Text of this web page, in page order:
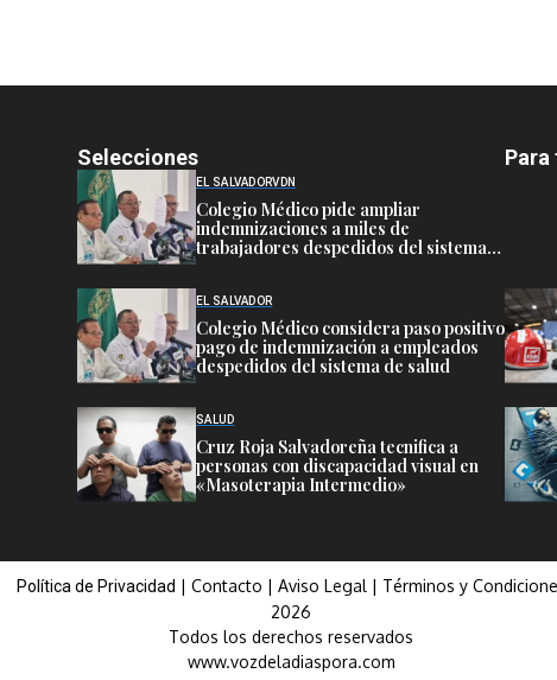
Selecciones
EL SALVADORVDN
Colegio Médico pide ampliar
indemnizaciones a miles de
trabajadores despedidos del sistema
EL SALVADOR
Colegio Médico considera paso positivo
pago de indemnización a empleados
despedidos del sistema de salud
SALUD
Cruz Roja Salvadoreña tecnifica a
personas con discapacidad visual en
«Masoterapia Intermedio»
Para
Política de Privacidad | Contacto | Aviso Legal | Términos y
2026
Todos los derechos reservados
www.vozdeladiaspora.com